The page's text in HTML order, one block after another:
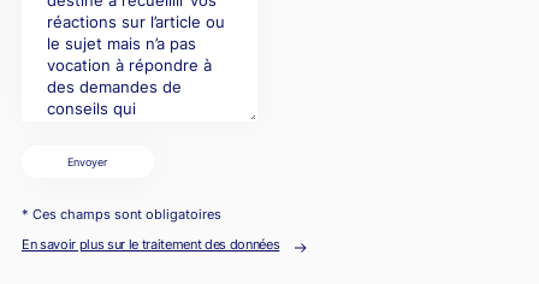
Envoyer
* Ces champs sont obligatoires
En savoir plus sur le traitement des données